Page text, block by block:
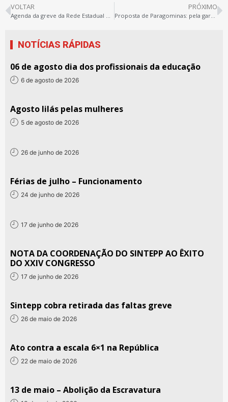
VOLTAR
Agenda da greve da Rede Estadual de Ensino
PRÓXIMO
Proposta de Paragominas: pela garantia da extrapolação
NOTÍCIAS RÁPIDAS
06 de agosto dia dos profissionais da educação
6 de agosto de 2026
Agosto lilás pelas mulheres
5 de agosto de 2026
26 de junho de 2026
Férias de julho – Funcionamento
24 de junho de 2026
17 de junho de 2026
NOTA DA COORDENAÇÃO DO SINTEPP AO ÊXITO
DO XXIV CONGRESSO
17 de junho de 2026
Sintepp cobra retirada das faltas greve
26 de maio de 2026
Ato contra a escala 6×1 na República
22 de maio de 2026
13 de maio – Abolição da Escravatura